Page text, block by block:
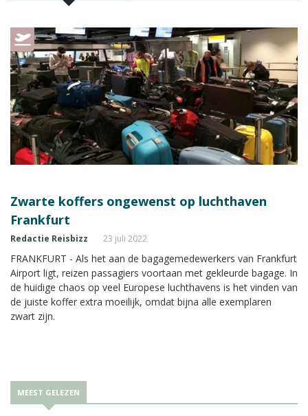
Zwarte koffers ongewenst op luchthaven
Frankfurt
Redactie Reisbizz 23 juli 2022
FRANKFURT - Als het aan de bagagemedewerkers van Frankfurt
Airport ligt, reizen passagiers voortaan met gekleurde bagage. In
de huidige chaos op veel Europese luchthavens is het vinden van
de juiste koffer extra moeilijk, omdat bijna alle exemplaren
zwart zijn.
MEEST GELEZEN